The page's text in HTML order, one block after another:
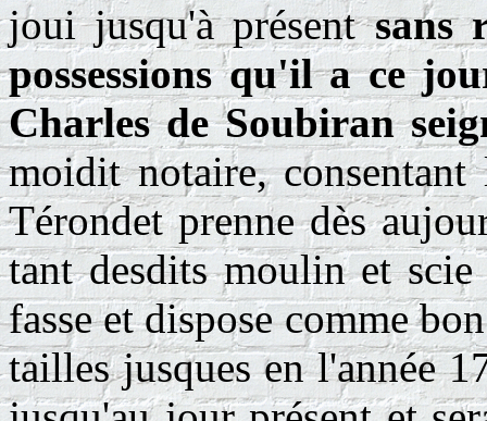
joui jusqu'à présentsans
possessions qu'il a ce
Charles de Soubiran
moidit notaire,
Térondet prenne dès
tant desdits moulin et
fasse et dispose comme
tailles jusques en l'année